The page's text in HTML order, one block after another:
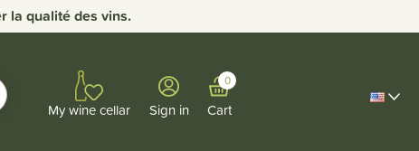
la qualité des vins.
My wine cellar Sign in Cart
0